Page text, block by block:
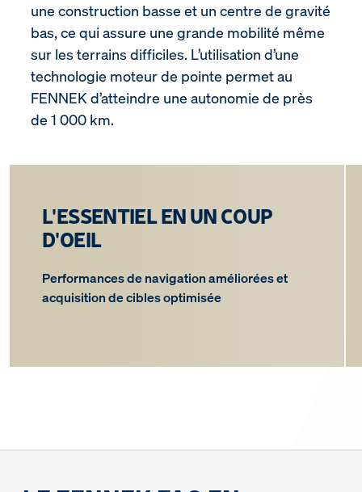
une construction basse et un centre de gravité
bas, ce qui assure une grande mobilité même
sur les terrains difficiles. L’utilisation d’une
technologie moteur de pointe permet au
FENNEK d’atteindre une autonomie de près
de 1 000 km.
L'ESSENTIEL EN UN COUP
D'OEIL
Performances de navigation améliorées et
acquisition de cibles optimisée